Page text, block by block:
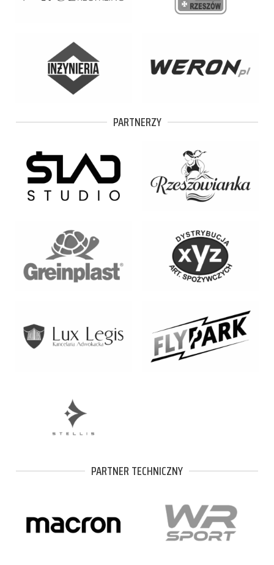
PARTNERZY
PARTNER TECHNICZNY